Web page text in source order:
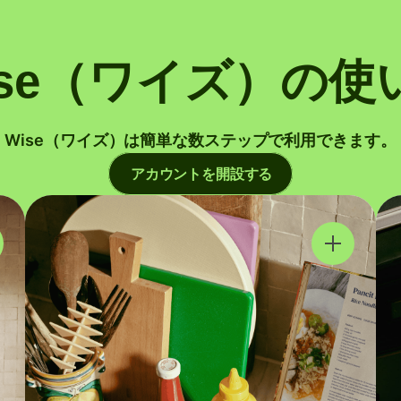
（ワイズ）の使
Wise（ワイズ）は簡単な数ステップで利用できます。
アカウントを開設する